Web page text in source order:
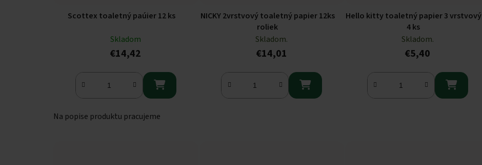
Scottex toaletný paúier 12 ks
Skladom
€14,42

Na popise produktu pracujeme
NICKY 2vrstvový toaletný papier 12ks
roliek
Skladom.
€14,01

Hello kitty toaletný papier 3 vrstvový
4 ks
Skladom.
€5,40
